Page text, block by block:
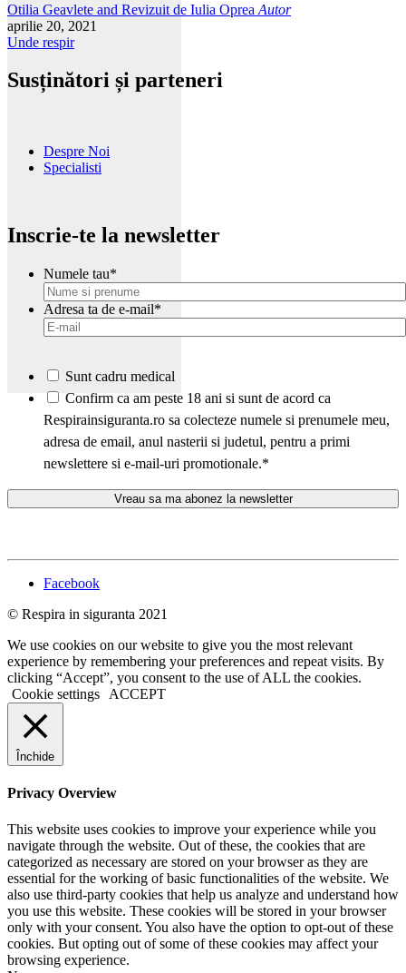
Otilia Geavlete and Revizuit de Iulia Oprea Autor
aprilie 20, 2021
Unde respir
Susținători și parteneri
Despre Noi
Specialisti
Inscrie-te la newsletter
Numele tau*
Adresa ta de e-mail*
Sunt cadru medical
*
Confirm ca am peste 18 ani si sunt de acord ca
Respirainsiguranta.ro sa colecteze numele si prenumele meu,
adresa de email, anul nasterii si judetul, pentru a primi
newslettere si e-mail-uri promotionale.*
Facebook
© Respira in siguranta 2021
We use cookies on our website to give you the most relevant
experience by remembering your preferences and repeat visits. By
clicking “Accept”, you consent to the use of ALL the cookies.
Cookie settings
ACCEPT
Închide
Privacy Overview
This website uses cookies to improve your experience while you
navigate through the website. Out of these, the cookies that are
categorized as necessary are stored on your browser as they are
essential for the working of basic functionalities of the website. We
also use third-party cookies that help us analyze and understand how
you use this website. These cookies will be stored in your browser
only with your consent. You also have the option to opt-out of these
cookies. But opting out of some of these cookies may affect your
browsing experience.